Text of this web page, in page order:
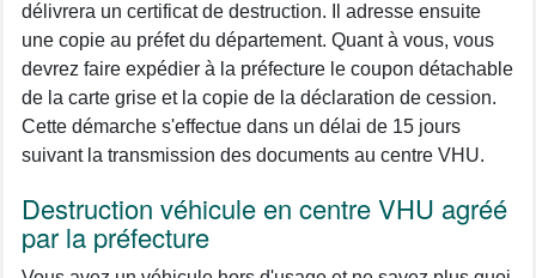
délivrera un certificat de destruction. Il adresse ensuite
une copie au préfet du département. Quant à vous, vous
devrez faire expédier à la préfecture le coupon détachable
de la carte grise et la copie de la déclaration de cession.
Cette démarche s'effectue dans un délai de 15 jours
suivant la transmission des documents au centre VHU.
Destruction véhicule en centre VHU agréé
par la préfecture